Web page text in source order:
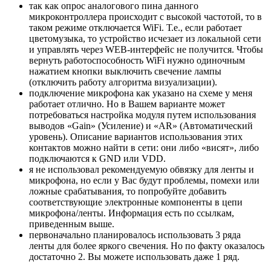
так как опрос аналогового пина данного
микроконтроллера происходит с высокой частотой, то в
таком режиме отключается WiFi. Т.е., если работает
цветомузыка, то устройство исчезает из локальной сети
и управлять через WEB-интерфейс не получится. Чтобы
вернуть работоспособность WiFi нужно одиночным
нажатием кнопки выключить свечение лампы
(отключить работу алгоритма визуализации).
подключение микрофона как указано на схеме у меня
работает отлично. Но в Вашем варианте может
потребоваться настройка модуля путем использования
выводов «Gain» (Усиление) и «AR» (Автоматический
уровень). Описание вариантов использования этих
контактов можно найти в сети: они либо «висят», либо
подключаются к GND или VDD.
я не использовал рекомендуемую обвязку для ленты и
микрофона, но если у Вас будут проблемы, помехи или
ложные срабатывания, то попробуйте добавить
соответствующие электронные компоненты в цепи
микрофона/ленты. Информация есть по ссылкам,
приведенным выше.
первоначально планировалось использовать 3 ряда
ленты для более яркого свечения. Но по факту оказалось
достаточно 2. Вы можете использовать даже 1 ряд.